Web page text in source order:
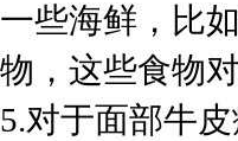
一些海鲜，比
物，这些食物
5.对于面部牛